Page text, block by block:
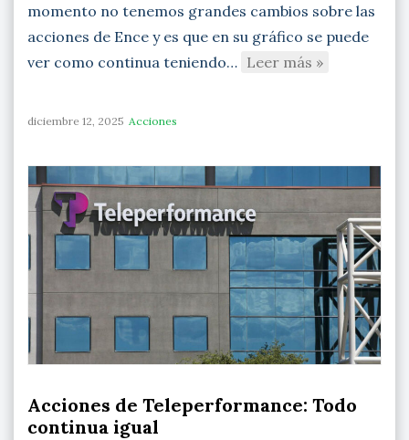
momento no tenemos grandes cambios sobre las
acciones de Ence y es que en su gráfico se puede
ver como continua teniendo… Leer más »
diciembre 12, 2025 Acciones
Acciones de Teleperformance: Todo
continua igual